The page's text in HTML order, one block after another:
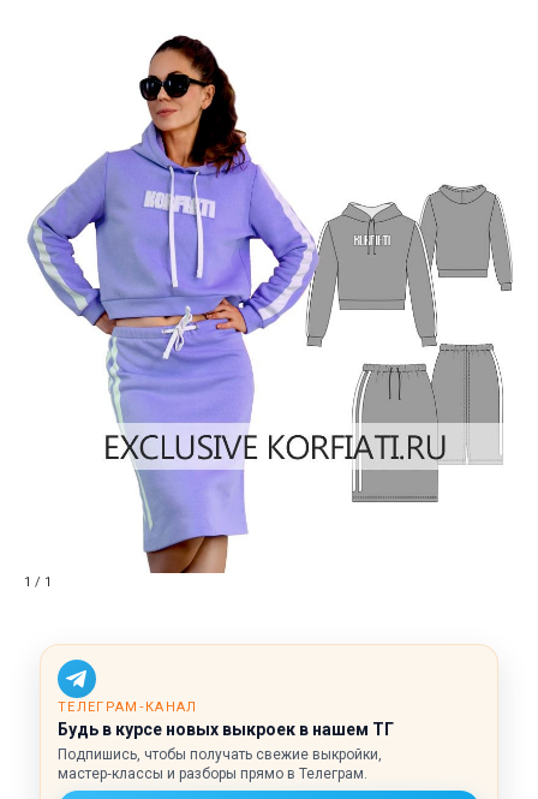
1 / 1
ТЕЛЕГРАМ‑КАНАЛ
Будь в курсе новых выкроек в нашем ТГ
Подпишись, чтобы получать свежие выкройки,
мастер‑классы и разборы прямо в Телеграм.